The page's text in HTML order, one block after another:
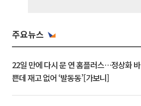
주요뉴스
22일 만에 다시 문 연 홈플러스…정상화 바
쁜데 재고 없어 ‘발동동’[가보니]